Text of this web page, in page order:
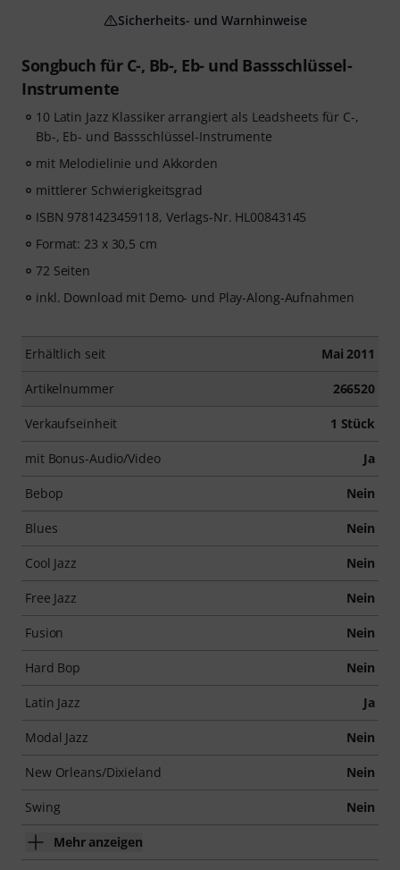
Songbuch für C-, Bb-, Eb- und Bassschlüssel-
Instrumente
10 Latin Jazz Klassiker arrangiert als Leadsheets für C-,
Bb-, Eb- und Bassschlüssel-Instrumente
mit Melodielinie und Akkorden
mittlerer Schwierigkeitsgrad
ISBN 9781423459118, Verlags-Nr. HL00843145
Format: 23 x 30,5 cm
72 Seiten
inkl. Download mit Demo- und Play-Along-Aufnahmen
Erhältlich seit Mai 2011
Artikelnummer 266520
Verkaufseinheit 1 Stück
mit Bonus-Audio/Video Ja
Bebop Nein
Blues Nein
Cool Jazz Nein
Free Jazz Nein
Fusion Nein
Hard Bop Nein
Latin Jazz Ja
Modal Jazz Nein
New Orleans/Dixieland Nein
Swing Nein
Mehr anzeigen
Sicherheits- und Warnhinweise